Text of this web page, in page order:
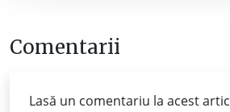
Comentarii
Lasă un comentariu la acest